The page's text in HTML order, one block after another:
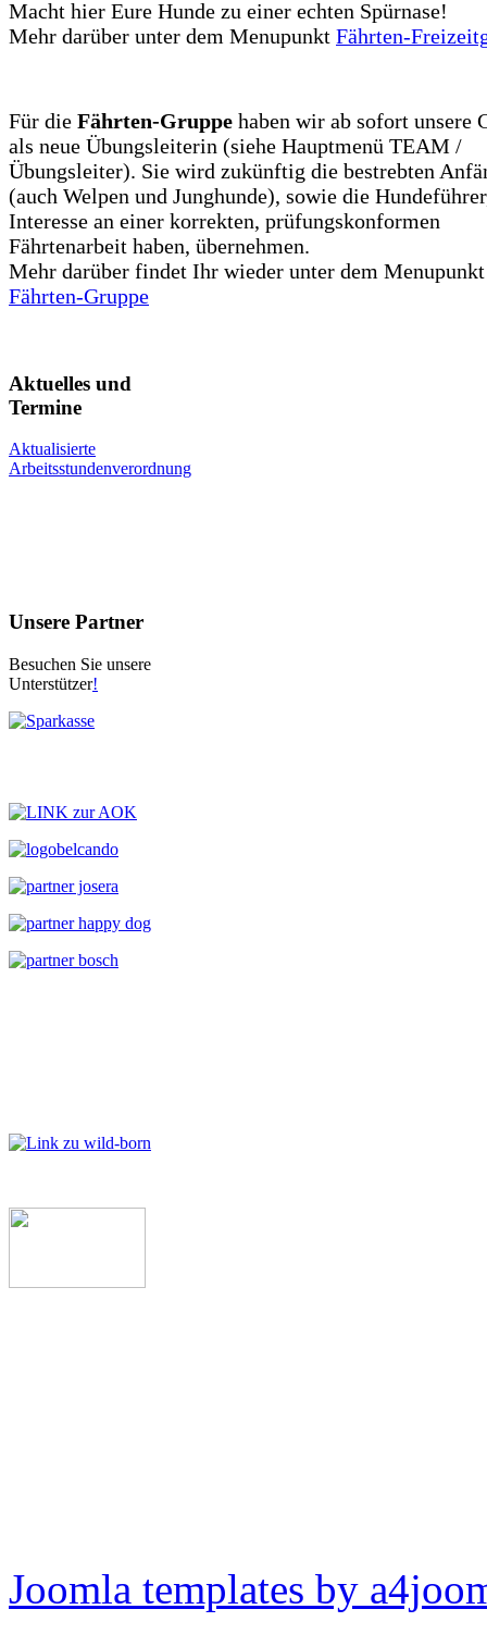
Macht hier Eure Hunde zu einer echten Spürnase!
Mehr darüber unter dem Menupunkt Fährten-
Für die Fährten-Gruppe haben wir ab sofort unsere
als neue Übungsleiterin (siehe Hauptmenü TEAM /
Übungsleiter). Sie wird zukünftig die bestrebten
(auch Welpen und Junghunde), sowie die
Interesse an einer korrekten, prüfungskonformen
Fährtenarbeit haben, übernehmen.
Mehr darüber findet Ihr wieder unter dem Menupunkt
Fährten-Gruppe
Aktuelles und
Termine
Aktualisierte
Arbeitsstundenverordnung
Unsere Partner
Besuchen Sie unsere
Unterstützer!
Joomla templates by